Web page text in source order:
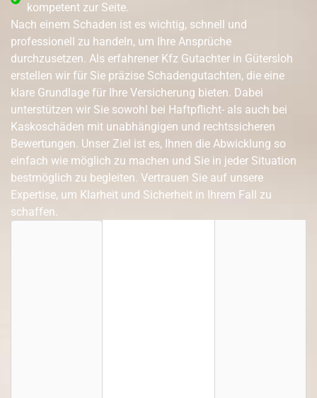
kompetent zur Seite.
Nach einem Schaden ist es wichtig, schnell und
professionell zu handeln, um Ihre Ansprüche
durchzusetzen. Als erfahrener Kfz Gutachter in Gütersloh
erstellen wir für Sie präzise Schadengutachten, die eine
klare Grundlage für Ihre Versicherung bieten. Dabei
unterstützen wir Sie sowohl bei Haftpflicht- als auch bei
Kaskoschäden mit unabhängigen und rechtssicheren
Bewertungen. Unser Ziel ist es, Ihnen die Abwicklung so
einfach wie möglich zu machen und Sie in jeder Situation
bestmöglich zu begleiten. Vertrauen Sie auf unsere
Expertise, um Klarheit und Sicherheit in Ihrem Fall zu
schaffen.